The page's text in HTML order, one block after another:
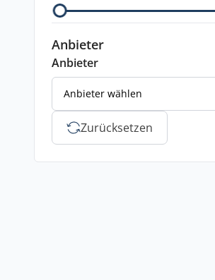
Anbieter
Anbieter
Anbieter wählen
Zurücksetzen